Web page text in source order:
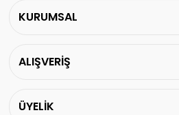
KURUMSAL
ALIŞVERİŞ
ÜYELİK